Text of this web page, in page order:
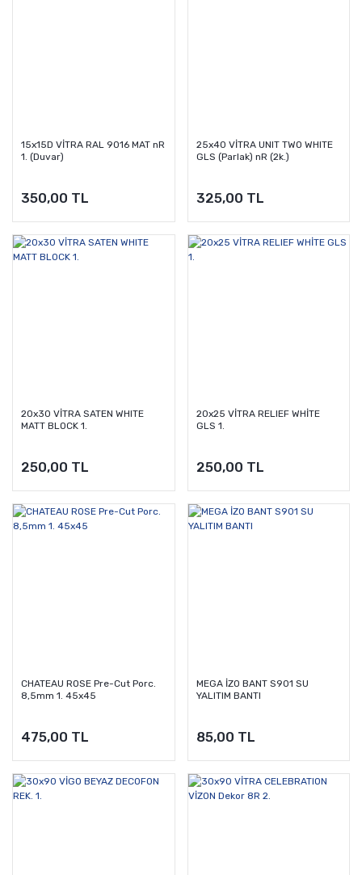
15x15D VİTRA RAL 9016 MAT nR
1. (Duvar)
350,00 TL
25x40 VİTRA UNIT TWO WHITE
GLS (Parlak) nR (2k.)
325,00 TL
20x30 VİTRA SATEN WHITE
MATT BLOCK 1.
250,00 TL
20x25 VİTRA RELIEF WHİTE
GLS 1.
250,00 TL
CHATEAU ROSE Pre-Cut Porc.
8,5mm 1. 45x45
475,00 TL
MEGA İZO BANT S901 SU
YALITIM BANTI
85,00 TL